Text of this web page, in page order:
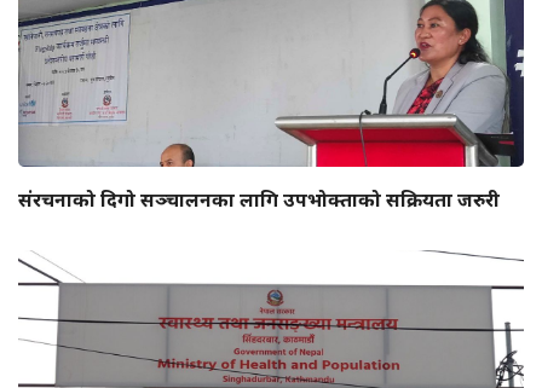
संरचनाको दिगो सञ्चालनका लागि उपभोक्ताको सक्रियता जरुरी